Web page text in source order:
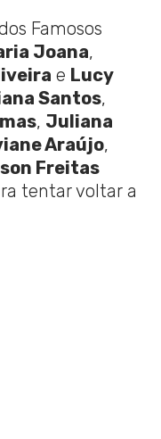
Famosos
Joana,
e Lucy
Santos,
, Juliana
Araújo,
Freitas
tentar voltar a